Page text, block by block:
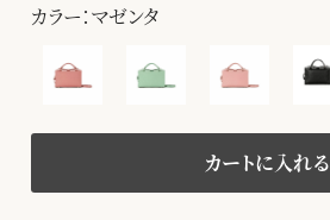
カラー：マゼンタ
カートに入れる